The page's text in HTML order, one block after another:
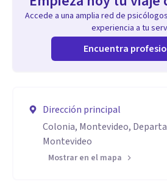
Accede a una amplia red de
experiencia a tu
Encuentra
Dirección principal
Colonia, Montevideo,
Montevideo
Mostrar en el mapa